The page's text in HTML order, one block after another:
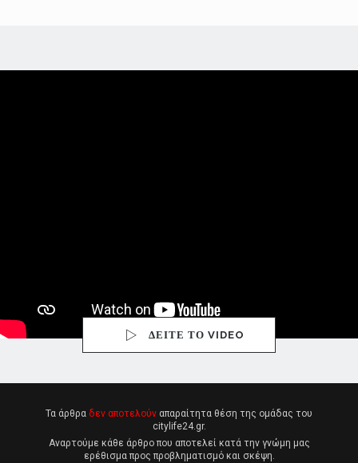
ΔΕΙΤΕ ΤΟ VIDEO
Τα άρθρα δεν αποτελούν απαραίτητα θέση της ομάδας του
citylife24.gr.
Αναρτούμε κάθε άρθρο που αποτελεί κατά την γνώμη μας
ερέθισμα προς προβληματισμό και σκέψη.